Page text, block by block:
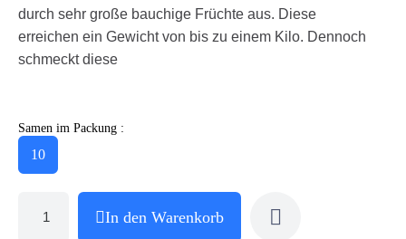
durch sehr große bauchige Früchte aus. Diese
erreichen ein Gewicht von bis zu einem Kilo. Dennoch
schmeckt diese
Samen im Packung :
10
In den Warenkorb